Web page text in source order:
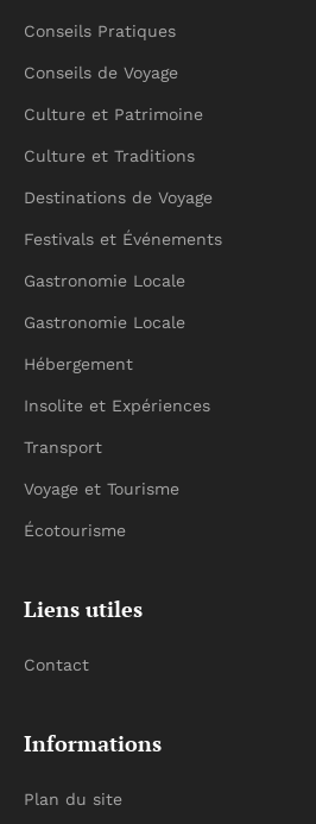
Conseils Pratiques
Conseils de Voyage
Culture et Patrimoine
Culture et Traditions
Destinations de Voyage
Festivals et Événements
Gastronomie Locale
Gastronomie Locale
Hébergement
Insolite et Expériences
Transport
Voyage et Tourisme
Écotourisme
Liens utiles
Contact
Informations
Plan du site